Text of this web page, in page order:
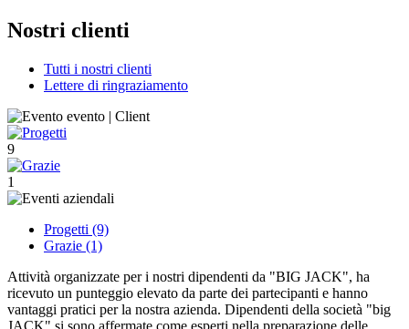
Nostri clienti
Tutti i nostri clienti
Lettere di ringraziamento
9
1
Progetti (9)
Grazie (1)
Attività organizzate per i nostri dipendenti da "BIG JACK", ha
ricevuto un punteggio elevato da parte dei partecipanti e hanno
vantaggi pratici per la nostra azienda. Dipendenti della società "big
JACK" si sono affermate come esperti nella preparazione delle